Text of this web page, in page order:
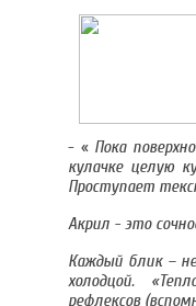
- « Пока
кулачке целую
Проступает
Акрил - это
Каждый блик –
холодцой.
рефлексов